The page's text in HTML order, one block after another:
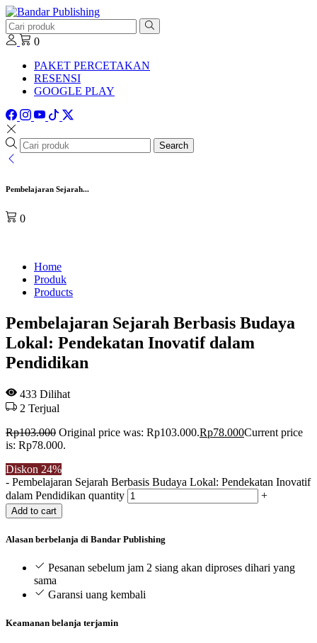
0
PAKET PERCETAKAN
RESENSI
GOOGLE PLAY
Search
Pembelajaran Sejarah...
0
Home
Produk
Products
Pembelajaran Sejarah Berbasis Budaya
Lokal: Pendekatan Inovatif dalam
Pendidikan
433 Dilihat
2 Terjual
Rp103.000 Original price was: Rp103.000.Rp78.000Current price
is: Rp78.000.
Diskon 24%
- Pembelajaran Sejarah Berbasis Budaya Lokal: Pendekatan Inovatif
dalam Pendidikan quantity
+
Add to cart
Alasan berbelanja di Bandar Publishing
Pesanan sebelum jam 2 siang akan diproses dihari yang
sama
Garansi uang kembali
Keamanan belanja terjamin